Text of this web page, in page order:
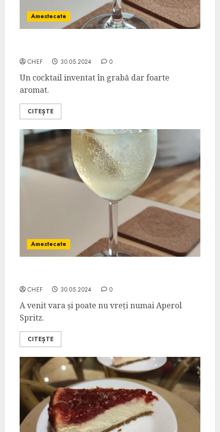
Amestecate
CHEF 30.05.2024 0
Un cocktail inventat în grabă dar foarte
aromat.
CITEȘTE
Amestecate
CHEF 30.05.2024 0
A venit vara și poate nu vreți numai Aperol
Spritz.
CITEȘTE